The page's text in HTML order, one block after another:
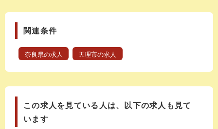
関連条件
奈良県の求人 天理市の求人
この求人を見ている人は、以下の求人も見て
います